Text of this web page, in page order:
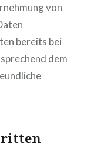
von
bereits bei
dem